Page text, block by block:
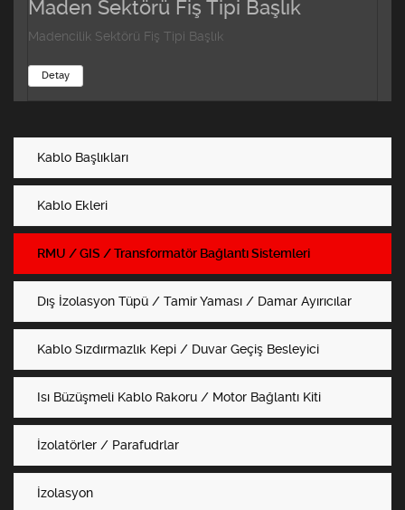
Maden Sektörü Fiş Tipi Başlık
Madencilik Sektörü Fiş Tipi Başlık
Detay
Kablo Başlıkları
Kablo Ekleri
RMU / GIS / Transformatör Bağlantı Sistemleri
Dış İzolasyon Tüpü / Tamir Yaması / Damar Ayırıcılar
Kablo Sızdırmazlık Kepi / Duvar Geçiş Besleyici
Isı Büzüşmeli Kablo Rakoru / Motor Bağlantı Kiti
İzolatörler / Parafudrlar
İzolasyon